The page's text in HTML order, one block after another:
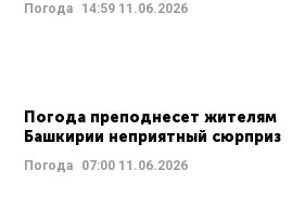
Погода 14:59 11.06.2026
Погода преподнесет жителям
Башкирии неприятный сюрприз
Погода 07:00 11.06.2026